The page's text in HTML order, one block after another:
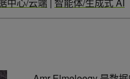
中心/云端 | 智能体/生成式 AI